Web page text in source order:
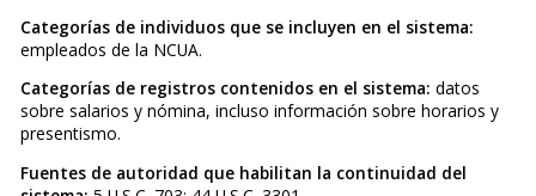
Categorías de individuos que se incluyen en el sistema:
empleados de la NCUA.
Categorías de registros contenidos en el sistema: datos
sobre salarios y nómina, incluso información sobre horarios y
presentismo.
Fuentes de autoridad que habilitan la continuidad del